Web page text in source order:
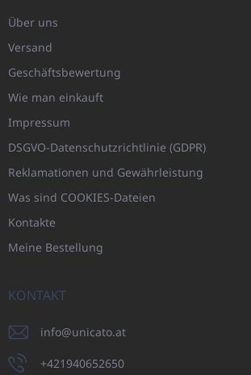
Über uns
Versand
Geschäftsbewertung
Wie man einkauft
Impressum
DSGVO-Datenschutzrichtlinie (GDPR)
Reklamationen und Gewährleistung
Was sind COOKIES-Dateien
Kontakte
Meine Bestellung
KONTAKT
info@unicato.at
+421940652650